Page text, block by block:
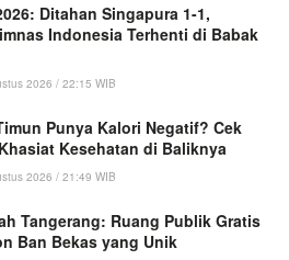
Ditahan Singapura 1-1,
Indonesia Terhenti di Babak
2026 / 22:15 WIB
Punya Kalori Negatif? Cek
Kesehatan di Baliknya
2026 / 21:49 WIB
Tangerang: Ruang Publik Gratis
Ban Bekas yang Unik